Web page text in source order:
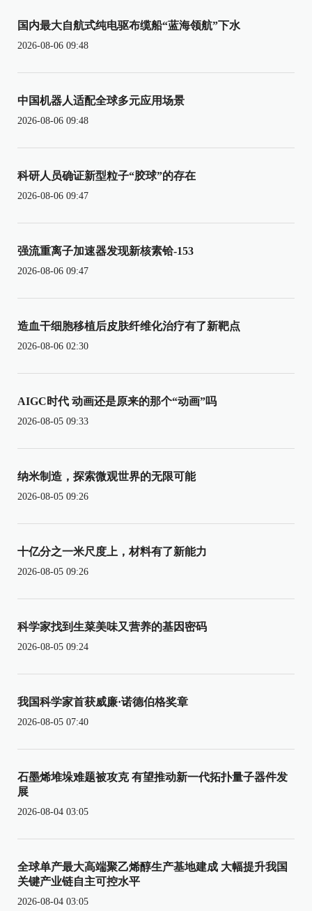
国内最大自航式纯电驱布缆船“蓝海领航”下水
2026-08-06 09:48
中国机器人适配全球多元应用场景
2026-08-06 09:48
科研人员确证新型粒子“胶球”的存在
2026-08-06 09:47
强流重离子加速器发现新核素铪-153
2026-08-06 09:47
造血干细胞移植后皮肤纤维化治疗有了新靶点
2026-08-06 02:30
AIGC时代 动画还是原来的那个“动画”吗
2026-08-05 09:33
纳米制造，探索微观世界的无限可能
2026-08-05 09:26
十亿分之一米尺度上，材料有了新能力
2026-08-05 09:26
科学家找到生菜美味又营养的基因密码
2026-08-05 09:24
我国科学家首获威廉·诺德伯格奖章
2026-08-05 07:40
石墨烯堆垛难题被攻克 有望推动新一代拓扑量子器件发
展
2026-08-04 03:05
全球单产最大高端聚乙烯醇生产基地建成 大幅提升我国
关键产业链自主可控水平
2026-08-04 03:05